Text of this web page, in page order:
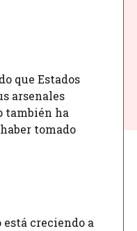
que Estados
arsenales
también ha
tomado
creciendo a